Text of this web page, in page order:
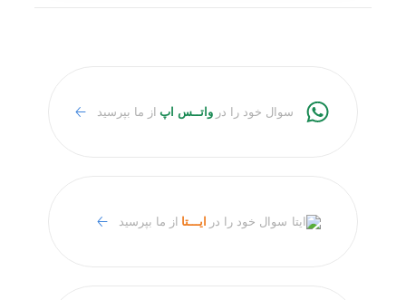
سوال خود را در ایـــتا از ما بپرسید
سوال خود را در واتــس اپ از ما بپرسید